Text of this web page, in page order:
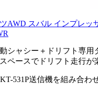
AWD スバル インプレッ
シャシー＋ドリフト専用
ペースでドリフト走行が
KT-531P送信機を組み合わ